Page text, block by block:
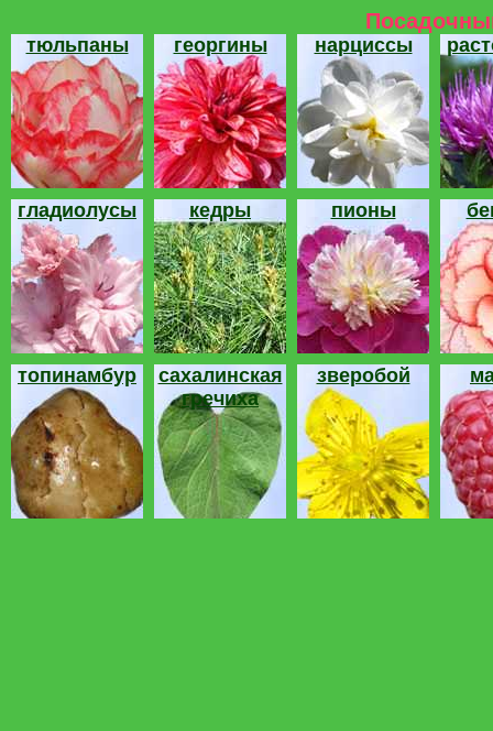
тюльпаны георгины нарциссы
гладиолусы кедры пионы
топинамбур
сахалинская
гречиха
зверобой